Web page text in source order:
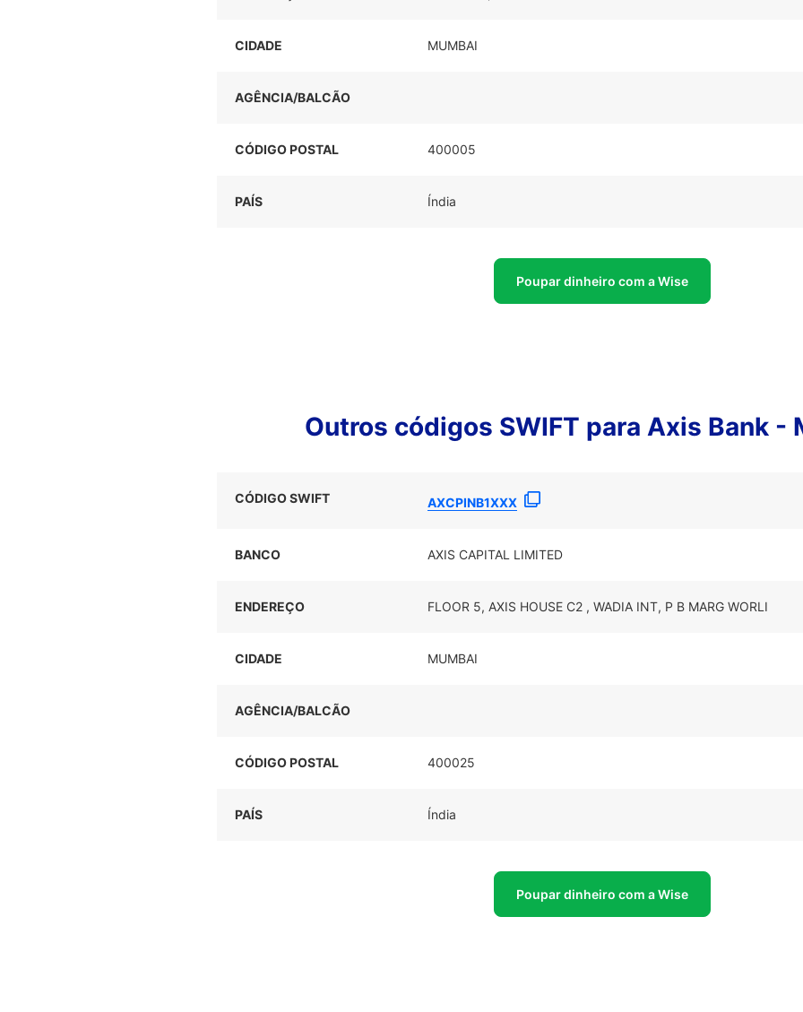
CIDADE MUMBAI
AGÊNCIA/BALCÃO
CÓDIGO POSTAL 400005
PAÍS Índia
Poupar dinheiro com a Wise
Outros códigos SWIFT para Axis Bank -
CÓDIGO SWIFT AXCPINB1XXX
BANCO AXIS CAPITAL LIMITED
ENDEREÇO FLOOR 5, AXIS HOUSE C2 , WADIA INT, P B MARG WORLI
CIDADE MUMBAI
AGÊNCIA/BALCÃO
CÓDIGO POSTAL 400025
PAÍS Índia
Poupar dinheiro com a Wise